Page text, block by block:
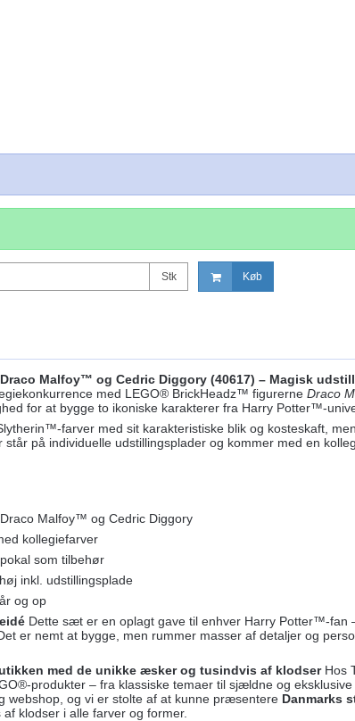
Stk Køb
Malfoy™ og Cedric Diggory (40617) – Magisk
med LEGO® BrickHeadz™ figurerneDraco
for at bygge to ikoniske karakterer fra Harry Potter™-
farver med sit karakteristiske blik og kosteskaft,
står på individuelle udstillingsplader og kommer med en
Malfoy™ og Cedric Diggory
kollegiefarver
som tilbehør
inkl. udstillingsplade
og op
Dette sæt er en oplagt gave til enhver Harry Potter™-fan
er nemt at bygge, men rummer masser af detaljer og
med de unikke æsker og tusindvis af klodserHos
produkter – fra klassiske temaer til sjældne og
webshop, og vi er stolte af at kunne præsentere Danmarks
klodser i alle farver og former.